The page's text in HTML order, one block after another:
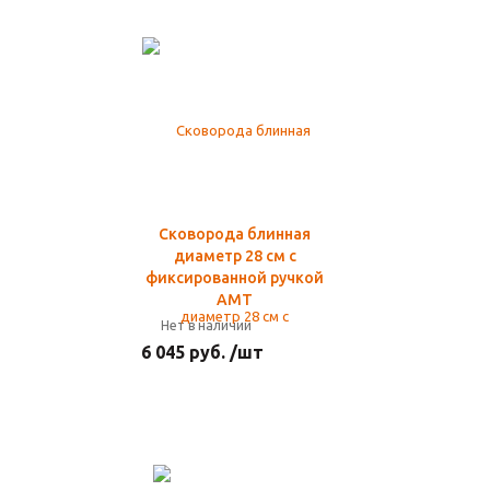
Сковорода блинная
диаметр 28 см с
фиксированной ручкой
AMT
Нет в наличии
6 045 руб. /шт